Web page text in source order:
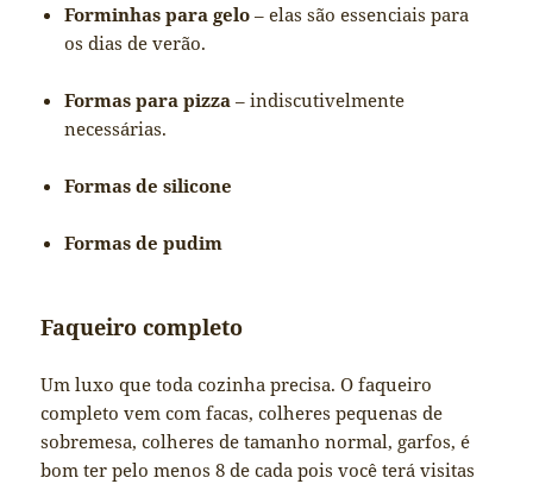
Forminhas para gelo – elas são essenciais para
os dias de verão.
Formas para pizza – indiscutivelmente
necessárias.
Formas de silicone
Formas de pudim
Faqueiro completo
Um luxo que toda cozinha precisa. O faqueiro
completo vem com facas, colheres pequenas de
sobremesa, colheres de tamanho normal, garfos, é
bom ter pelo menos 8 de cada pois você terá visitas